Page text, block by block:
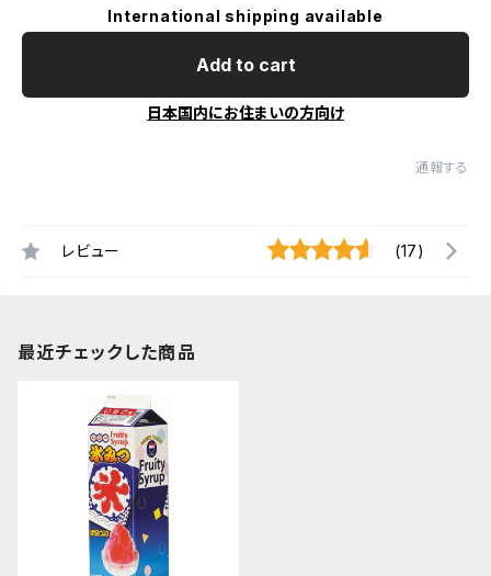
International shipping available
Add to cart
日本国内にお住まいの方向け
通報する
レビュー (17)
最近チェックした商品